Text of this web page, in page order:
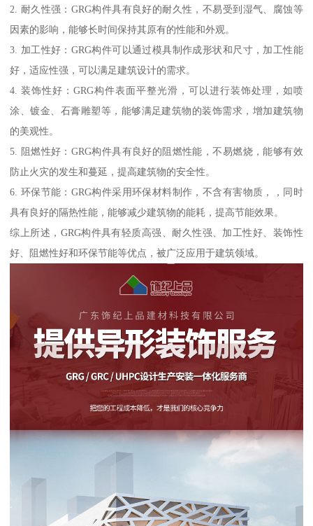
2. 耐久性强：GRG构件具有良好的耐久性，不易受到湿气、腐蚀等
因素的影响，能够长时间保持其原有的性能和外观。
3. 加工性好：GRG构件可以通过模具制作成形状和尺寸，加工性能
好，适应性强，可以满足建筑设计的需求。
4. 装饰性好：GRG构件表面平整光滑，可以进行装饰处理，如喷
涂、镀金、石膏雕塑等，能够满足建筑物的装饰需求，增加建筑物
的美观性。
5. 阻燃性好：GRG构件具有良好的阻燃性能，不易燃烧，能够有效
防止火灾的发生和蔓延，提高建筑物的安全性。
6. 环保节能：GRG构件采用环保材料制作，不含有害物质，，同时
具有良好的隔热性能，能够减少建筑物的能耗，提高节能效果。
综上所述，GRG构件具有轻质高强、耐久性强、加工性好、装饰性
好、阻燃性好和环保节能等优点，被广泛应用于建筑领域。